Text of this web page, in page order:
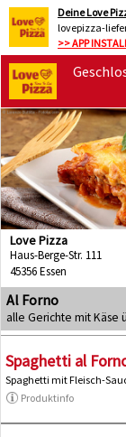
Deine Love
lovepizza-
>> APP
Love Pizza
Haus-Berge-Str. 111
45356 Essen
Al Forno
alle Gerichte mit Käse
Spaghetti al
Spaghetti mit Fleisch-
Produktinfo